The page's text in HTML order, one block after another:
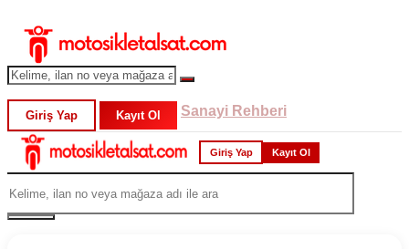
Giriş Yap Kayıt Ol Sanayi Rehberi
Giriş Yap Kayıt Ol